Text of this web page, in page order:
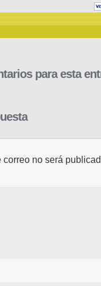
para esta
correo no será